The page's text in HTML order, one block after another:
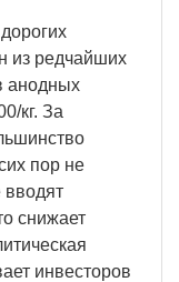
из редчайших
анодных
кг. За
пор не
вводят
снижает
инвесторов